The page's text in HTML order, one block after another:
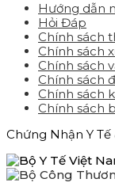
Hướng dẫn
Hỏi Đáp
Chính sách
Chính sách
Chính sách
Chính sách
Chính sách
Chính sách
Chứng Nhận Y Tế